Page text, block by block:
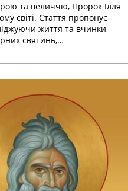
та величчю, Пророк Ілля
світі. Стаття пропонує
життя та вчинки
святинь,…